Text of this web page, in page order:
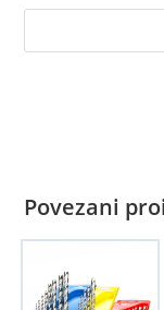
Povezani